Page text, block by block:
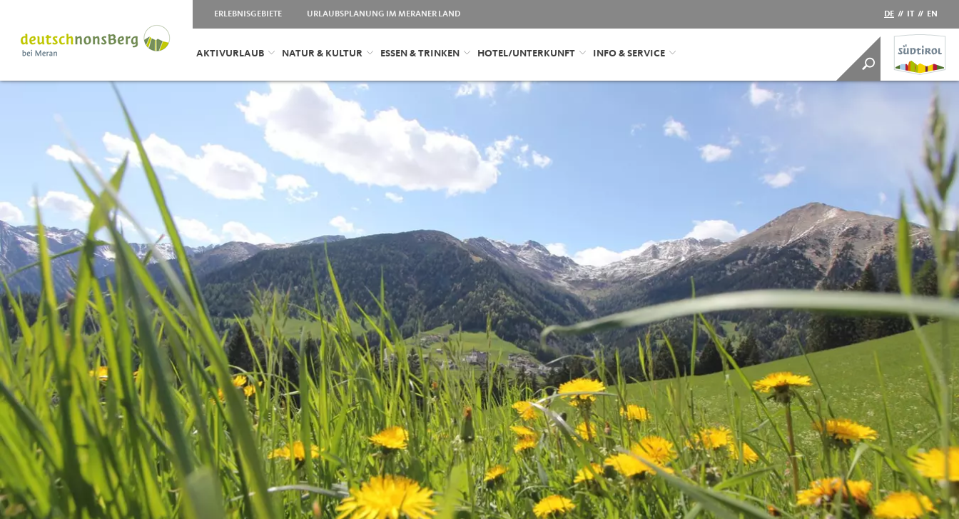
ERLEBNISGEBIETE URLAUBSPLANUNG IM MERANER LAND DE // IT // EN
AKTIVURLAUB NATUR & KULTUR ESSEN & TRINKEN HOTEL/UNTERKUNFT INFO & SERVICE